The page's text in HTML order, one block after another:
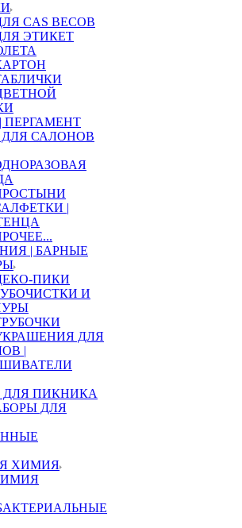
CAS ВЕСОВ
ЭТИКЕТ
ПЕРГАМЕНТ
ДЛЯ САЛОНОВ
|
| БАРНЫЕ
ПИКИ
И
УКРАШЕНИЯ ДЛЯ
|
ДЛЯ ПИКНИКА
ДЛЯ
ХИМИЯ